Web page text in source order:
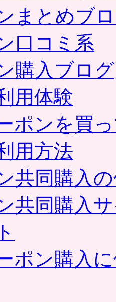
まとめブ
口コミ系
購入ブログ
用体験
ポンを買
用方法
共同購入
共同購入
ポン購入